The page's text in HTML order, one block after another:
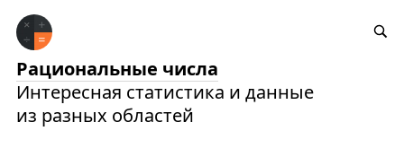
Рациональные числа
Интересная статистика и данные
из разных областей